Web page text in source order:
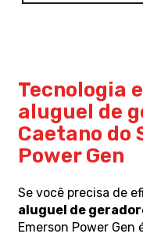
Tecnologia
aluguel de
Caetano do
Power Gen
Se você precisa de
aluguel de
Emerson Power Gen